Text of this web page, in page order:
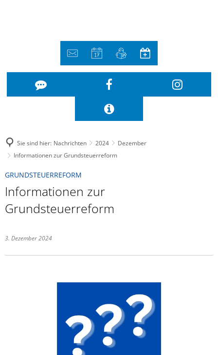
Sie sind hier: Nachrichten 2024
Dezember
Informationen zur Grundsteuerreform
GRUNDSTEUERREFORM
Informationen zur
Grundsteuerreform
3. Dezember 2024